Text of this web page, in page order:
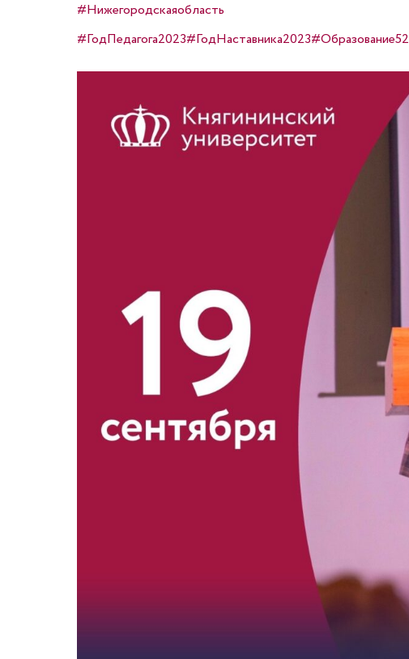
#Нижегородскаяобласть
#ГодПедагога2023#ГодНаставника2023#Образование52